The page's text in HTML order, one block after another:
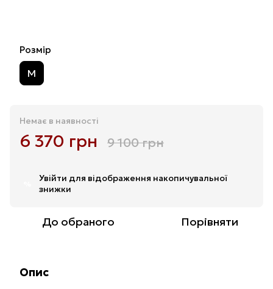
Розмір
M
Немає в наявності
6 370 грн 9 100 грн
Увійти для відображення накопичувальної
знижки
До обраного Порівняти
Опис